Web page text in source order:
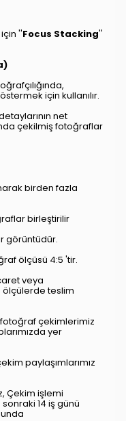
''Focus Stacking''
için kullanılır.
net
çekilmiş fotoğraflar
birden fazla
birleştirilir
görüntüdür.
ölçüsü 4:5 'tir.
veya
ölçülerde teslim
çekimlerimiz
yer
paylaşımlarımız
Çekim işlemi
14 iş günü